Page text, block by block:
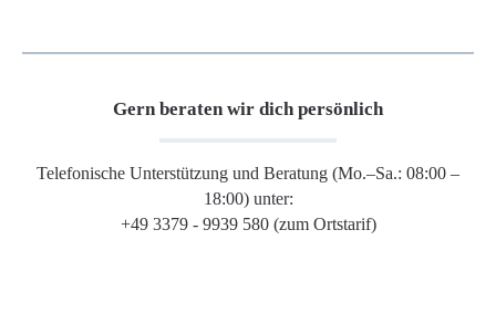
Gern beraten wir dich persönlich
Telefonische Unterstützung und Beratung (Mo.–Sa.: 08:00 –
18:00) unter:
+49 3379 - 9939 580 (zum Ortstarif)